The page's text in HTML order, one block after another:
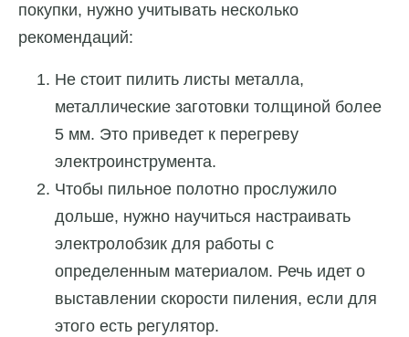
покупки, нужно учитывать несколько
рекомендаций:
Не стоит пилить листы металла,
металлические заготовки толщиной более
5 мм. Это приведет к перегреву
электроинструмента.
Чтобы пильное полотно прослужило
дольше, нужно научиться настраивать
электролобзик для работы с
определенным материалом. Речь идет о
выставлении скорости пиления, если для
этого есть регулятор.